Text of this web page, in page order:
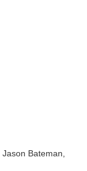
Jason Bateman,